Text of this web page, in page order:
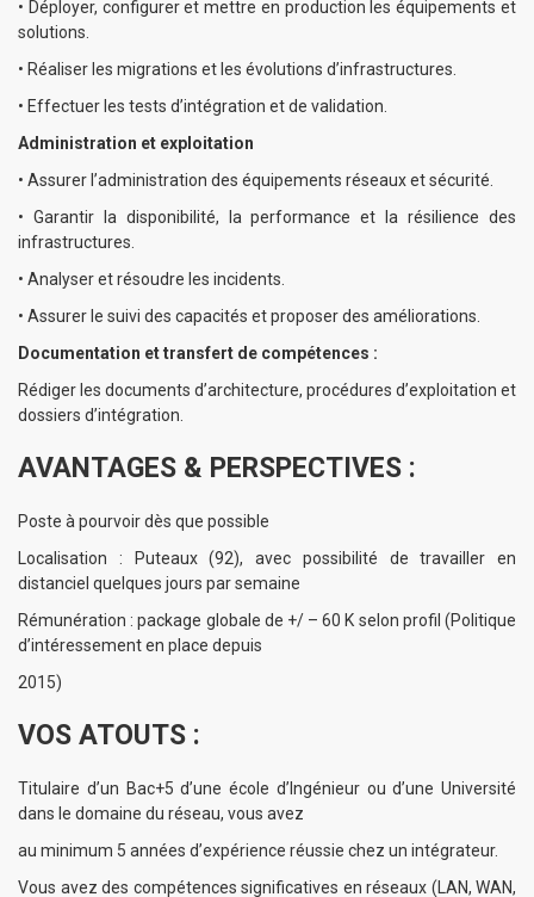
• Déployer, configurer et mettre en production les équipements et
solutions.
• Réaliser les migrations et les évolutions d’infrastructures.
• Effectuer les tests d’intégration et de validation.
Administration et exploitation
• Assurer l’administration des équipements réseaux et sécurité.
• Garantir la disponibilité, la performance et la résilience des
infrastructures.
• Analyser et résoudre les incidents.
• Assurer le suivi des capacités et proposer des améliorations.
Documentation et transfert de compétences :
Rédiger les documents d’architecture, procédures d’exploitation et
dossiers d’intégration.
AVANTAGES & PERSPECTIVES :
Poste à pourvoir dès que possible
Localisation : Puteaux (92), avec possibilité de travailler en
distanciel quelques jours par semaine
Rémunération : package globale de +/ – 60 K selon profil (Politique
d’intéressement en place depuis
2015)
VOS ATOUTS :
Titulaire d’un Bac+5 d’une école d’Ingénieur ou d’une Université
dans le domaine du réseau, vous avez
au minimum 5 années d’expérience réussie chez un intégrateur.
Vous avez des compétences significatives en réseaux (LAN, WAN,